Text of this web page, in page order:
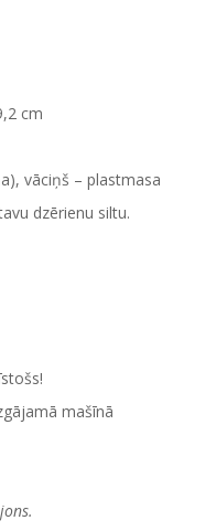
cm
vāciņš – plastmasa
dzērienu siltu.
mašīnā